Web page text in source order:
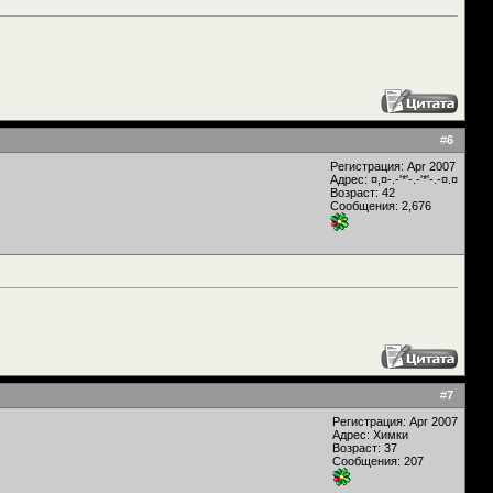
#6
Регистрация: Apr 2007
Адрес: ¤,¤-.-'*'-.-'*'-.-¤.¤
Возраст: 42
Сообщения: 2,676
#7
Регистрация: Apr 2007
Адрес: Химки
Возраст: 37
Сообщения: 207